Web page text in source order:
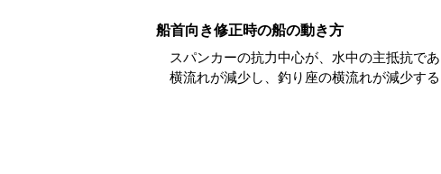
船首向き修正時の船の動き方
スパンカーの抗力中心が、水中の主抵抗で
横流れが減少し、釣り座の横流れが減少する